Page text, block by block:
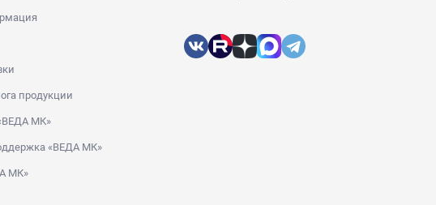
продукции
МК»
«ВЕДА МК»
МК»